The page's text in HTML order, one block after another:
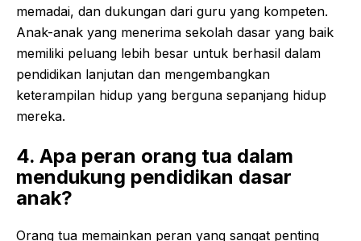
memadai, dan dukungan dari guru yang kompeten.
Anak-anak yang menerima sekolah dasar yang baik
memiliki peluang lebih besar untuk berhasil dalam
pendidikan lanjutan dan mengembangkan
keterampilan hidup yang berguna sepanjang hidup
mereka.
4. Apa peran orang tua dalam
mendukung pendidikan dasar
anak?
Orang tua memainkan peran yang sangat penting